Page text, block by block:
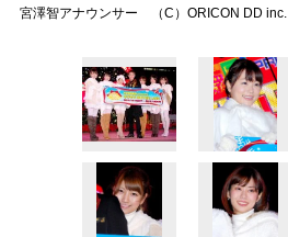
宮澤智アナウンサー （C）ORICON DD inc.